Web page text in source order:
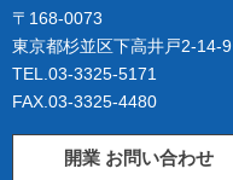
〒168-0073
東京都杉並区下高井戸2-14-9
TEL.03-3325-5171
FAX.03-3325-4480
開業 お問い合わせ